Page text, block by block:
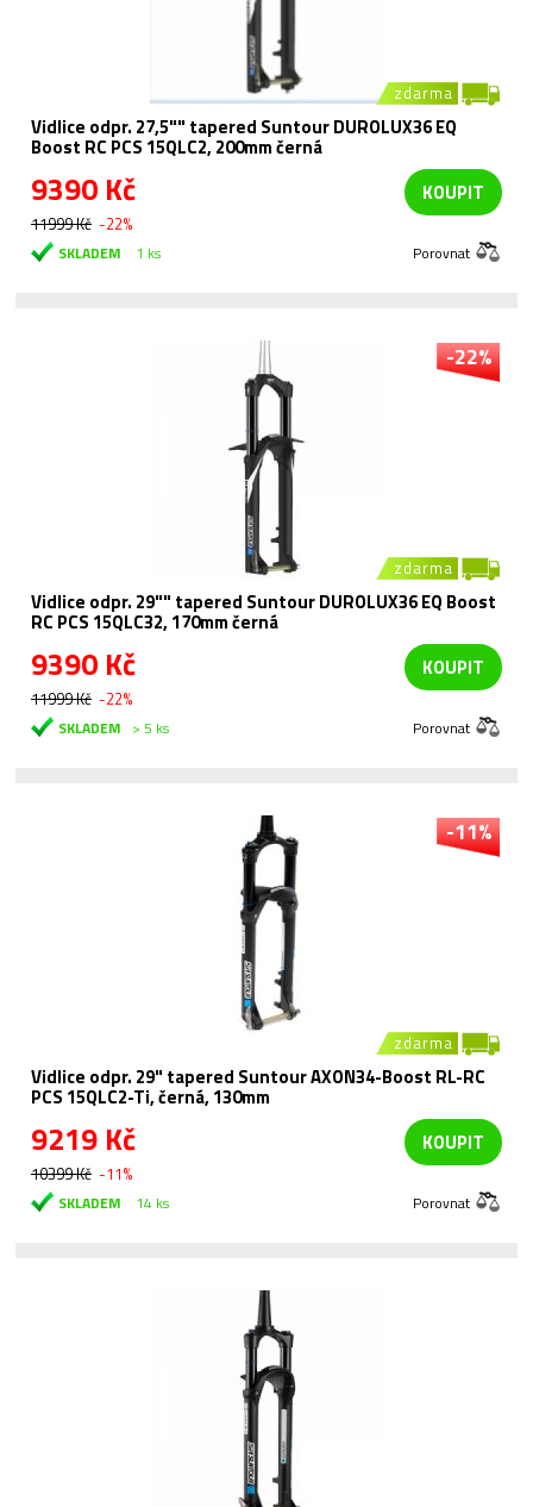
zdarma
Vidlice odpr. 27,5"" tapered Suntour DUROLUX36 EQ
Boost RC PCS 15QLC2, 200mm černá
9390 Kč
11999 Kč -22%
KOUPIT
SKLADEM 1 ks Porovnat
-22%
zdarma
Vidlice odpr. 29"" tapered Suntour DUROLUX36 EQ Boost
RC PCS 15QLC32, 170mm černá
9390 Kč
11999 Kč -22%
KOUPIT
SKLADEM > 5 ks Porovnat
-11%
zdarma
Vidlice odpr. 29" tapered Suntour AXON34-Boost RL-RC
PCS 15QLC2-Ti, černá, 130mm
9219 Kč
10399 Kč -11%
KOUPIT
SKLADEM 14 ks Porovnat